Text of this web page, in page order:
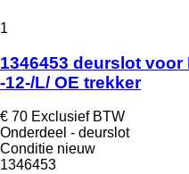
1
1346453 deurslot voor
-12-/L/ OE trekker
€ 70 Exclusief BTW
Onderdeel - deurslot
Conditie nieuw
1346453